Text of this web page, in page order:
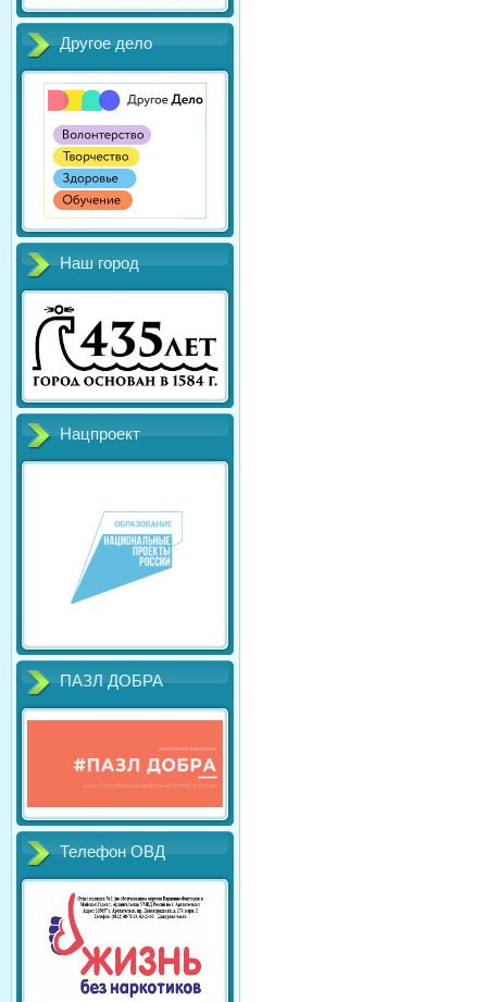
Другое дело
Наш город
Нацпроект
ПАЗЛ ДОБРА
Телефон ОВД